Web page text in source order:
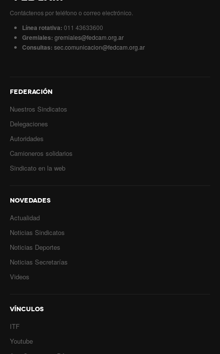
Contáctenos por teléfono o correo electrónico.
Línea rotativa: 011 43633600
Gremiales: gremiales@fedcam.org.ar
Consultas: sec.comunicacion@fedcam.org.ar
FEDERACIÓN
Nuestros Sindicatos
Delegaciones
Autoridades
Camioneros solidarios
Sindicato en la web
NOVEDADES
Actualidad
Noticias Sindicatos
Noticias Deportes
Noticias Secretarías
Videos
VÍNCULOS
ITF
Youtube